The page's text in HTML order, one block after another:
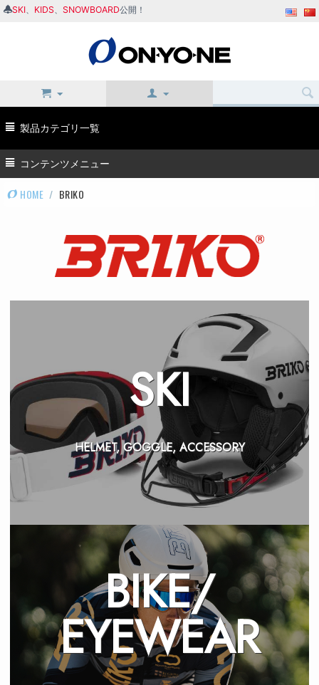
SKI KIDS SNOWBOARD公開！
製品カテゴリ一覧
コンテンツメニュー
HOME / BRIKO
SKI
HELMET, GOGGLE, ACCESSORY
BIKE/
EYEWEAR